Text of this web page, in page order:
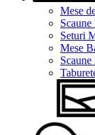
Mese
Seturi
Mese
Scaune